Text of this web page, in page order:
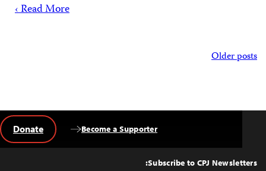
Read More ›
Posts
Older posts
Top
Subscribe to CPJ Newsletters:
Become a Supporter
Donate